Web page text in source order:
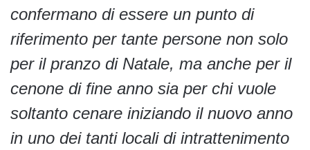
confermano di essere un punto di
riferimento per tante persone non solo
per il pranzo di Natale, ma anche per il
cenone di fine anno sia per chi vuole
soltanto cenare iniziando il nuovo anno
in uno dei tanti locali di intrattenimento